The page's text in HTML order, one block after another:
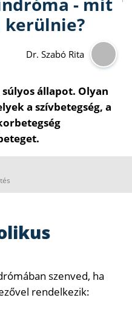
Dr. Szabó Rita
állapot. Olyan
a szívbetegség, a
szenved, ha
rendelkezik: